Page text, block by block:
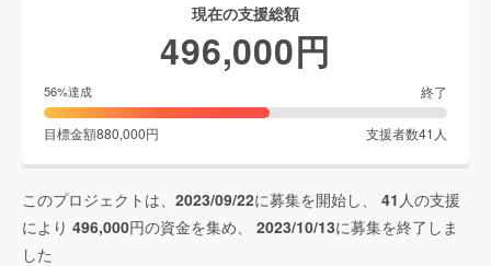
現在の支援総額
496,000円
56%達成 終了
目標金額880,000円 支援者数41 人
このプロジェクトは、 2023/09/22に募集を開始し、 41 人の支援
により 496,000円の資金を集め、 2023/10/13に募集を終了しま
した